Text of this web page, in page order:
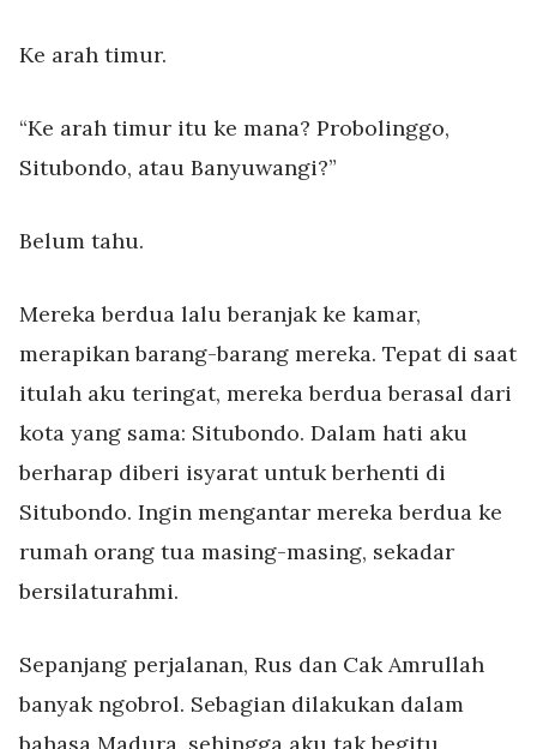
Ke arah timur.
“Ke arah timur itu ke mana? Probolinggo,
Situbondo, atau Banyuwangi?”
Belum tahu.
Mereka berdua lalu beranjak ke kamar,
merapikan barang-barang mereka. Tepat di saat
itulah aku teringat, mereka berdua berasal dari
kota yang sama: Situbondo. Dalam hati aku
berharap diberi isyarat untuk berhenti di
Situbondo. Ingin mengantar mereka berdua ke
rumah orang tua masing-masing, sekadar
bersilaturahmi.
Sepanjang perjalanan, Rus dan Cak Amrullah
banyak ngobrol. Sebagian dilakukan dalam